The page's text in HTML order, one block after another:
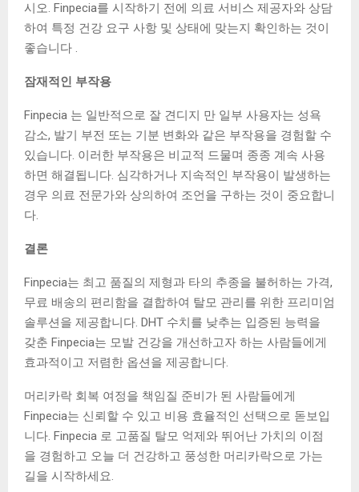
시오. Finpecia를 시작하기 전에 의료 서비스 제공자와 상담
하여 특정 건강 요구 사항 및 상태에 맞는지 확인하는 것이
좋습니다 .
잠재적인 부작용
Finpecia 는 일반적으로 잘 견디지 만 일부 사용자는 성욕
감소, 발기 부전 또는 기분 변화와 같은 부작용을 경험할 수
있습니다. 이러한 부작용은 비교적 드물며 종종 계속 사용
하면 해결됩니다. 심각하거나 지속적인 부작용이 발생하는
경우 의료 전문가와 상의하여 조언을 구하는 것이 중요합니
다.
결론
Finpecia는 최고 품질의 제형과 타의 추종을 불허하는 가격,
무료 배송의 편리함을 결합하여 탈모 관리를 위한 프리미엄
솔루션을 제공합니다. DHT 수치를 낮추는 입증된 능력을
갖춘 Finpecia는 모발 건강을 개선하고자 하는 사람들에게
효과적이고 저렴한 옵션을 제공합니다.
머리카락 회복 여정을 책임질 준비가 된 사람들에게
Finpecia는 신뢰할 수 있고 비용 효율적인 선택으로 돋보입
니다. Finpecia 로 고품질 탈모 억제와 뛰어난 가치의 이점
을 경험하고 오늘 더 건강하고 풍성한 머리카락으로 가는
길을 시작하세요.